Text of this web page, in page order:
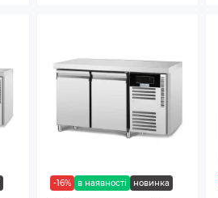
-16% в наявності новинка